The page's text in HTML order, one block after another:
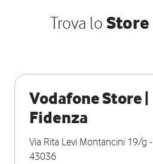
Trova lo Store
Vodafone Store |
Fidenza
Via Rita Levi Montancini 19/g -
43036